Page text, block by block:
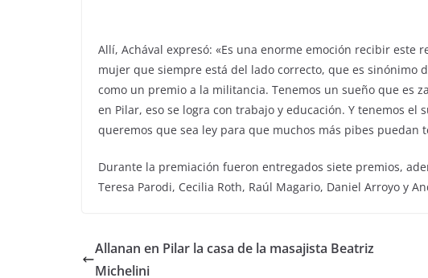
Allí, Achával expresó: «Es una enorme emoción recibir este
mujer que siempre está del lado correcto, que es sinónimo
como un premio a la militancia. Tenemos un sueño que es
en Pilar, eso se logra con trabajo y educación. Y tenemos el
queremos que sea ley para que muchos más pibes puedan
Durante la premiación fueron entregados siete premios,
Teresa Parodi, Cecilia Roth, Raúl Magario, Daniel Arroyo y
Allanan en Pilar la casa de la masajista Beatriz
Michelini